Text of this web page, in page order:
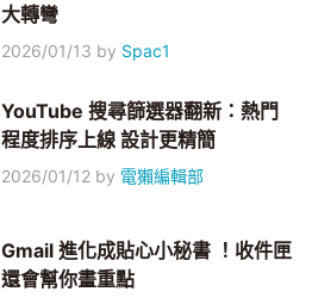
大轉彎
2026/01/13 by Spac1
YouTube 搜尋篩選器翻新：熱門
程度排序上線 設計更精簡
2026/01/12 by 電獺編輯部
Gmail 進化成貼心小秘書 ！收件匣
還會幫你畫重點